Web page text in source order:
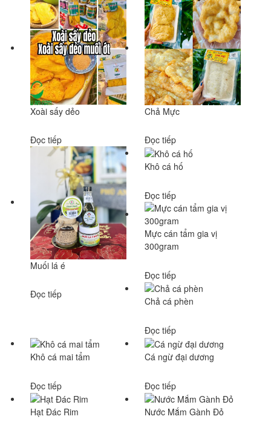
Xoài sấy dẻo
Đọc tiếp
Chả Mực
Đọc tiếp
Muối lá é
Đọc tiếp
Khô cá hố
Đọc tiếp
Mực cán tẩm gia vị
300gram
Đọc tiếp
Chả cá phèn
Đọc tiếp
Khô cá mai tẩm
Đọc tiếp
Cá ngừ đại dương
Đọc tiếp
Hạt Đác Rim Nước Mắm Gành Đỏ